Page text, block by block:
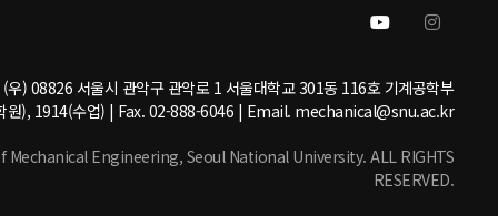
(우) 08826 서울시 관악구 관악로 1 서울대학교 301동 116호 기계공학부
원), 1914(수업) | Fax. 02-888-6046 | Email. mechanical@snu.ac.kr
Engineering, Seoul National University. ALL RIGHTS
RESERVED.